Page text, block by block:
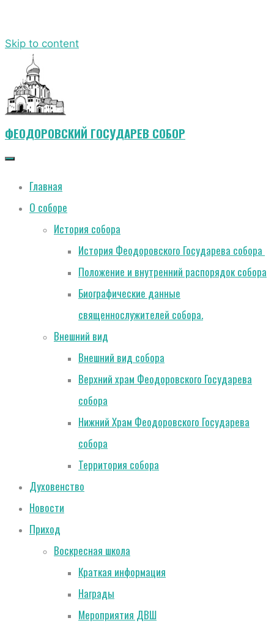
Skip to content
ФЕОДОРОВСКИЙ ГОСУДАРЕВ СОБОР
Главная
О соборе
История собора
История Феодоровского Государева собора
Положение и внутренний распорядок собора
Биографические данные
священнослужителей собора.
Внешний вид
Внешний вид собора
Верхний храм Феодоровского Государева
собора
Нижний Храм Феодоровского Государева
собора
Территория собора
Духовенство
Новости
Приход
Воскресная школа
Краткая информация
Награды
Мероприятия ДВШ